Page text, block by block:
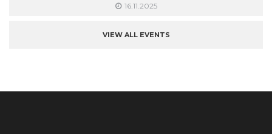
16.11.2025
VIEW ALL EVENTS